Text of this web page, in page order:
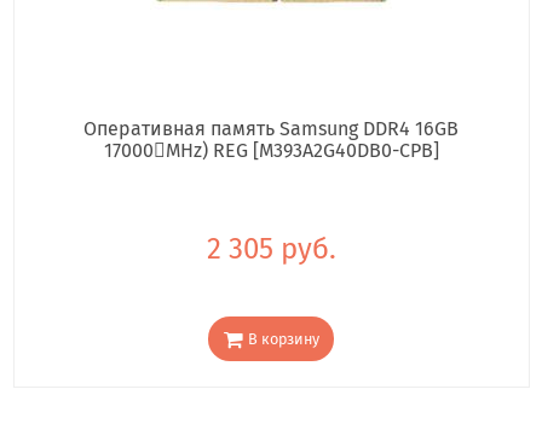
Оперативная память Samsung DDR4 16GB
17000񢋕MHz) REG [M393A2G40DB0-CPB]
2 305 руб.
В корзину